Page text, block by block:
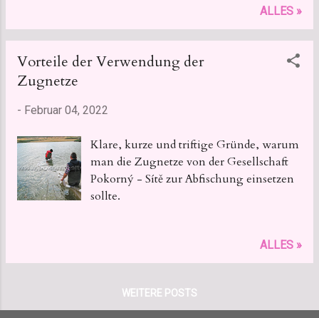
ALLES »
Vorteile der Verwendung der
Zugnetze
- Februar 04, 2022
Klare, kurze und triftige Gründe, warum
man die Zugnetze von der Gesellschaft
Pokorný - Sítě zur Abfischung einsetzen
sollte.
ALLES »
WEITERE POSTS